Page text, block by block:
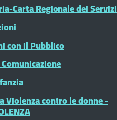
Carta Regionale dei Servizi
con il Pubblico
Violenza contro le donne -